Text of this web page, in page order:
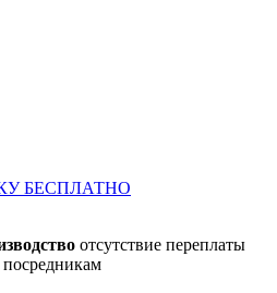
БЕСПЛАТНО
отсутствие переплаты
посредникам